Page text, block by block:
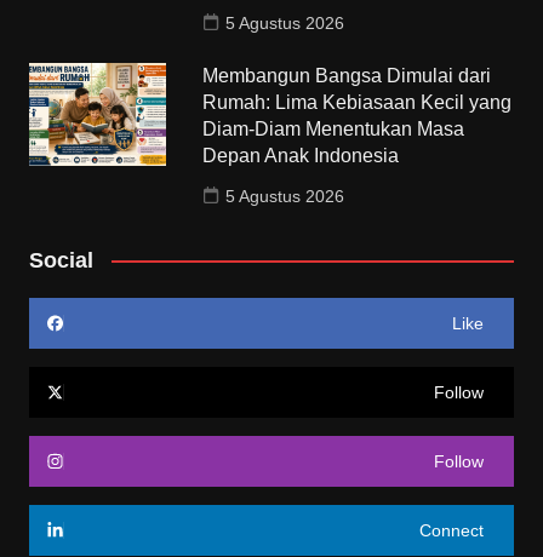
5 Agustus 2026
Membangun Bangsa Dimulai dari
Rumah: Lima Kebiasaan Kecil yang
Diam-Diam Menentukan Masa
Depan Anak Indonesia
5 Agustus 2026
Social
Like
Follow
Follow
Connect